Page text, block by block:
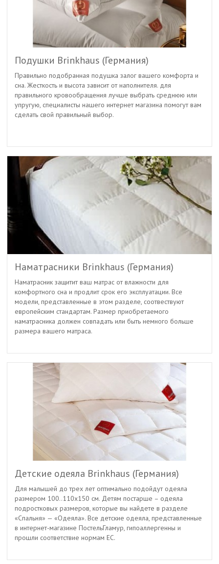
Подушки Brinkhaus (Германия)
Правильно подобранная подушка залог вашего комфорта и
сна. Жесткость и высота зависит от наполнителя. для
правильного кровообращения лучше выбрать среднюю или
упругую, специалисты нашего интернет магазина помогут вам
сделать свой правильный выбор.
Наматрасники Brinkhaus (Германия)
Наматрасник защитит ваш матрас от влажности для
комфортного сна и продлит срок его эксплуатации. Все
модели, представленные в этом разделе, соотвествуют
европейским стандартам. Размер приобретаемого
наматрасника должен совпадать или быть немного больше
размера вашего матраса.
Детские одеяла Brinkhaus (Германия)
Для малышей до трех лет оптимально подойдут одеяла
размером 100..110х150 см. Детям постарше – одеяла
подростковых размеров, которые вы найдете в разделе
«Спальня» — «Одеяла». Все детские одеяла, представленные
в интернет-магазине ПостельГламур, гипоаллергенны и
прошли соответствие нормам ЕС.